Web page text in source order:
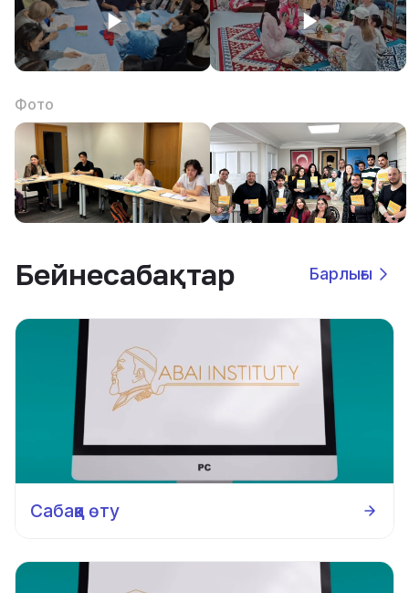
Фото
Бейнесабақтар Барлығы
Сабаққа өту